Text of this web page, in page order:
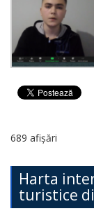
689 afișări
Harta
turistice